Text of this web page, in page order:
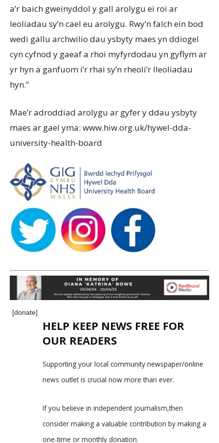
a’r baich gweinyddol y gall arolygu ei roi ar
leoliadau sy’n cael eu arolygu. Rwy’n falch ein bod
wedi gallu archwilio dau ysbyty maes yn ddiogel
cyn cyfnod y gaeaf a rhoi myfyrdodau yn gyflym ar
yr hyn a ganfuom i’r rhai sy’n rheoli’r lleoliadau
hyn.”
Mae’r adroddiad arolygu ar gyfer y ddau ysbyty
maes ar gael yma: www.hiw.org.uk/hywel-dda-
university-health-board
[donate]
HELP KEEP NEWS FREE FOR
OUR READERS
Supporting your local community newspaper/online
news outlet is crucial now more than ever.
If you believe in independent journalism,then
consider making a valuable contribution by making a
one-time or monthly donation.